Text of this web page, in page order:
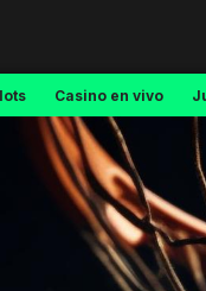
Casino en vivo